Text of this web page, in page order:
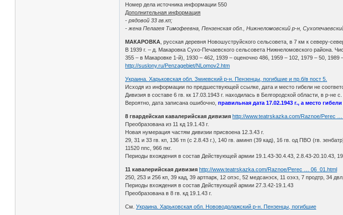
Номер дела источника информации 550
Дополнительная информация
- рядовой 33 гв.кп;
- жена Пелагея Тимофеевна, Пензенская обл., Нижнеломовский р-н,
МАКАРОВКА , русская деревня Новошуструйского сельсовета, в 7 км к северу-
В 1939 г. – д. Макаровка Сухо-Печаевского сельсовета Нижнеломовского района.
355 – в Макаровке 1-й), 1930 – 462, 1939 – оценочно 486, 1959 – 102, 1979 – 50, 1989
http://suslony.ru/Penzagebiet/NLomov2.htm
Украина. Харьковская обл. Змиевский р-н. Пензенцы, погибшие и пр.б/в пост 5.
Исходя из информации по предшествующей ссылке, дата и место гибели не
Дивизия в составе 6 гв. кк 17.03.1943 г. находилась в Белгородской области, в р-не
Вероятно, дата записана ошибочно,правильная дата 17.02.1943 г., а место
8 гвардейская кавалерийская дивизия http://www.teatrskazka.com/Raznoe/Perec …
Преобразована из 11 кд 19.1.43 г.
Новая нумерация частям дивизии присвоена 12.3.43 г.
29, 31 и 33 гв. кп, 136 тп (с 2.8.43 г.), 140 гв. аминп (39 кад), 16 гв. од ПВО (гв.
11520 ппс, 966 пкг.
Периоды вхождения в состав Действующей армии 19.1.43-30.4.43, 2.8.43-20.10.43,
11 кавалерийская дивизия http://www.teatrskazka.com/Raznoe/Perec … 06_01.html
250, 253 и 256 кп, 39 кад, 39 артпарк, 12 опэс, 52 медсанэск, 11 оэхз, 7 продтр, 34
Периоды вхождения в состав Действующей армии 27.3.42-19.1.43
Преобразована в 8 гв. кд 19.1.43 г.
См.Украина. Харьковская обл. Нововодолажский р-н. Пензенцы, погибшие